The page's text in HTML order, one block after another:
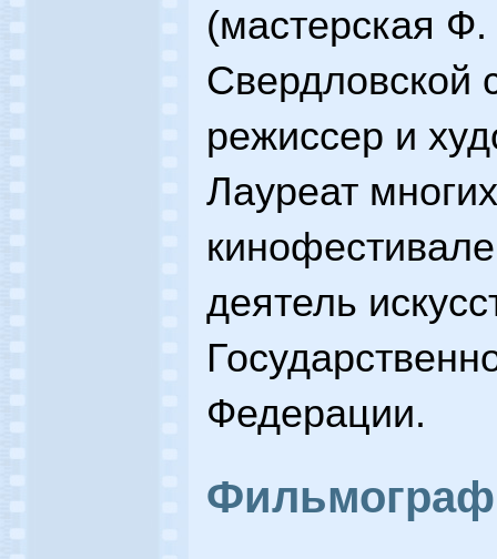
(мастерская
Свердловской
режиссер и
Лауреат
деятель
Федерации.